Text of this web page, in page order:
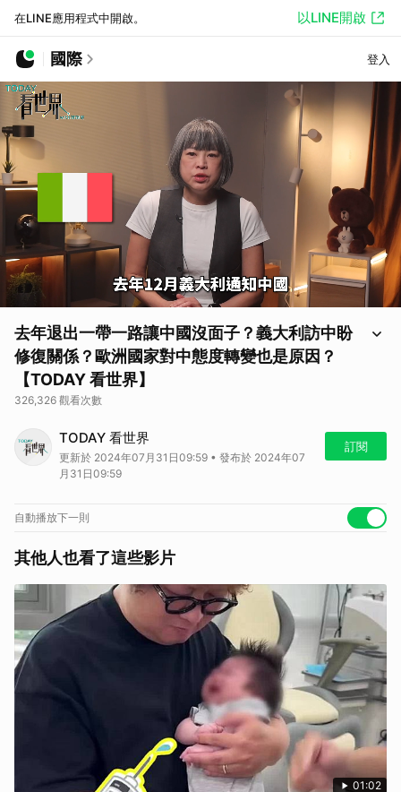
在LINE應用程式中開啟。 以LINE開啟
國際 登入
去年退出一帶一路讓中國沒面子？義大利訪中盼
修復關係？歐洲國家對中態度轉變也是原因？
【TODAY 看世界】
326,326 觀看次數
家，很多人都認為義大利慘了。不過半年過去，沒見中國有什麼動作，義
大利總理梅洛尼這週還應邀出訪中國五天，跟習近平見面。中、義關係看
起來還好啊！義大利當時退出，很多人都說這是要聯歐抗中了，真的是這
快來測：看世界七月月考
🌏 鎖定 LINE TODAY 看片分類
🌏 鎖定
LINE TODAY 國際分類
TODAY 看世界
更新於 2024年07月31日09:59 • 發布於 2024年07
月31日09:59
訂閱
自動播放下一則
其他人也看了這些影片
01:02